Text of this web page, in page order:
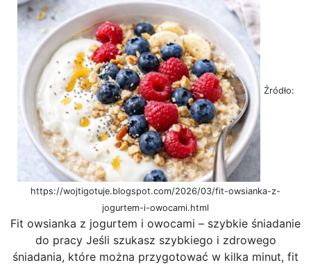
Źródło:
https://wojtigotuje.blogspot.com/2026/03/fit-owsianka-z-
jogurtem-i-owocami.html
Fit owsianka z jogurtem i owocami – szybkie śniadanie
do pracy Jeśli szukasz szybkiego i zdrowego
śniadania, które można przygotować w kilka minut, fit